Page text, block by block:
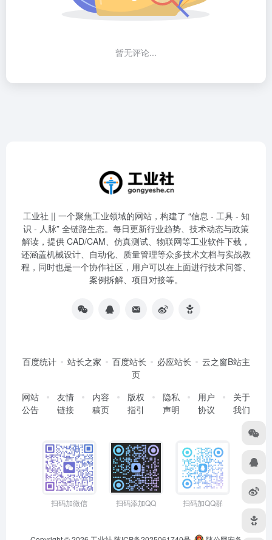
暂无评论...
工业社 || 一个聚焦工业领域的网站，构建了 “信息 - 工具 - 知
识 - 人脉” 全链路生态。每日更新行业趋势、技术动态与政策
解读，提供 CAD/CAM、仿真测试、物联网等工业软件下载，
还涵盖机械设计、自动化、质量管理等众多技术文档与实战教
程，同时也是一个协作社区，用户可以在上面进行技术问答、
案例拆解、项目对接等。
百度统计 站长之家 百度站长 必应站长
云之窗B站主
页
网站
公告
友情
链接
内容
稿页
版权
指引
隐私
声明
用户
协议
关于
我们
扫码加微信 扫码添加QQ 扫码加QQ群